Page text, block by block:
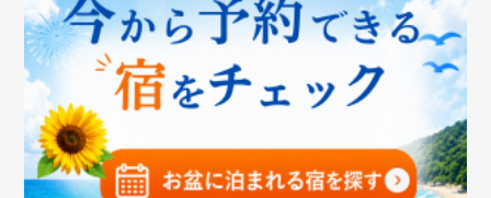
お問い合わせ 消費税の表示ウェブアクセシビリティの取り組み
個人情報保護ポリシープライバシーポータルCookieポリシー
特定商取引法に基づく表記
情報セキュリティ基本方針
商標についてBIGLOBEトップ